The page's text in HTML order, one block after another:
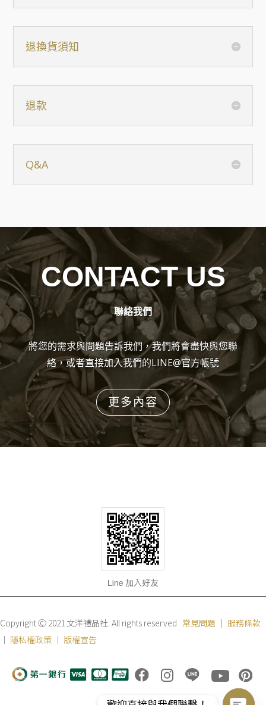
退換貨須知
退款
Q&A
CONTACT US
聯絡我們
將您的需求與問題告訴我們，我們將會盡快與您聯
絡，或者直接加入我們的LINE@官方帳號
更多內容
Copyright Ⓒ 2021 文洋禮品社. All rights reserved 常見問題 ｜ 服務條款
｜ 隱私權政策 ｜ 版權宣告